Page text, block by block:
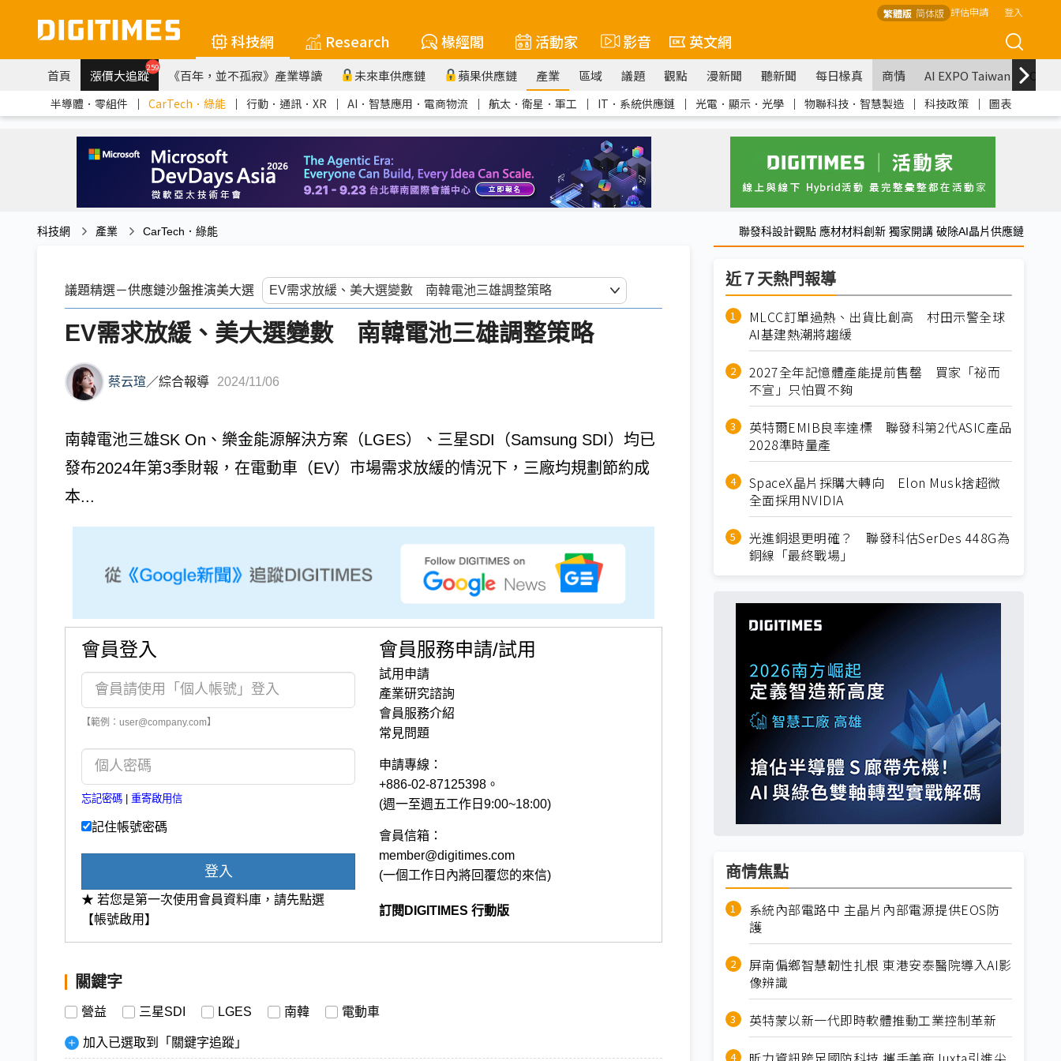
繁體版 简体版 評估申請 登入
科技網 Research 椽經閣 活動家 影音 英文網
首頁 漲價大追蹤259 《百年，並不孤寂》產業導讀 未來車供應鏈 蘋果供應鏈 產業 區域 議題 觀點 漫新聞 聽新聞 每日椽真 商情 AI EXPO Taiwan
半導體．零組件 ｜ CarTech．綠能 ｜ 行動．通訊．XR ｜ AI．智慧應用．電商物流 ｜ 航太．衛星．軍工 ｜ IT．系統供應鏈 ｜ 光電．顯示．光學 ｜ 物聯科技．智慧製造 ｜ 科技政策 ｜ 圖表
科技網 產業 CarTech．綠能 聯發科設計觀點 應材材料創新 獨家開講 破除AI晶片供應鏈
議題精選－供應鏈沙盤推演美大選
EV需求放緩、美大選變數 南韓電池三雄調整策略
蔡云瑄 ／綜合報導 2024/11/06
南韓電池三雄SK On、樂金能源解決方案（LGES）、三星SDI（Samsung SDI）均已
發布2024年第3季財報，在電動車（EV）市場需求放緩的情況下，三廠均規劃節約成
本...
會員登入
【範例：user@company.com】
忘記密碼 重寄啟用信
記住帳號密碼
登入
★ 若您是第一次使用會員資料庫，請先點選
【帳號啟用】
會員服務申請/試用
試用申請
產業研究諮詢
會員服務介紹
常見問題
申請專線：
+886-02-87125398。
(週一至週五工作日9:00~18:00)
會員信箱：
member@digitimes.com
(一個工作日內將回覆您的來信)
訂閱DIGITIMES 行動版
關鍵字
營益 三星SDI LGES 南韓 電動車
加入已選取到「關鍵字追蹤」
近７天熱門報導
MLCC訂單過熱、出貨比創高 村田示警全球
AI基建熱潮將趨緩
2027全年記憶體產能提前售罄 買家「祕而
不宣」只怕買不夠
英特爾EMIB良率達標 聯發科第2代ASIC產品
2028準時量產
SpaceX晶片採購大轉向 Elon Musk捨超微
全面採用NVIDIA
光進銅退更明確？ 聯發科估SerDes 448G為
銅線「最終戰場」
商情焦點
系統內部電路中 主晶片內部電源提供EOS防
護
屏南偏鄉智慧韌性扎根 東港安泰醫院導入AI影
像辨識
英特蒙以新一代即時軟體推動工業控制革新